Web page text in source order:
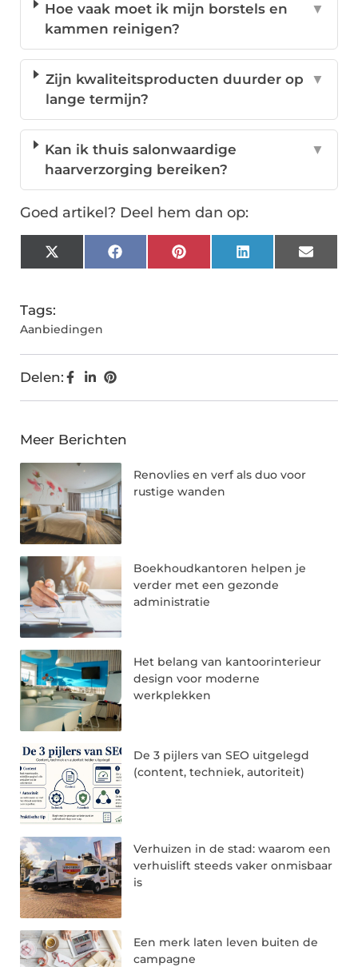
Hoe vaak moet ik mijn borstels en
kammen reinigen?
▼
Zijn kwaliteitsproducten duurder op
lange termijn?
▼
Kan ik thuis salonwaardige
haarverzorging bereiken?
▼
Goed artikel? Deel hem dan op:
X
(Twitter)
FacebookPinterestLinkedInEmail
Tags:
Aanbiedingen
Delen:
Meer Berichten
Renovlies en verf als duo voor
rustige wanden
Boekhoudkantoren helpen je
verder met een gezonde
administratie
Het belang van kantoorinterieur
design voor moderne
werkplekken
De 3 pijlers van SEO uitgelegd
(content, techniek, autoriteit)
Verhuizen in de stad: waarom een
verhuislift steeds vaker onmisbaar
is
Een merk laten leven buiten de
campagne